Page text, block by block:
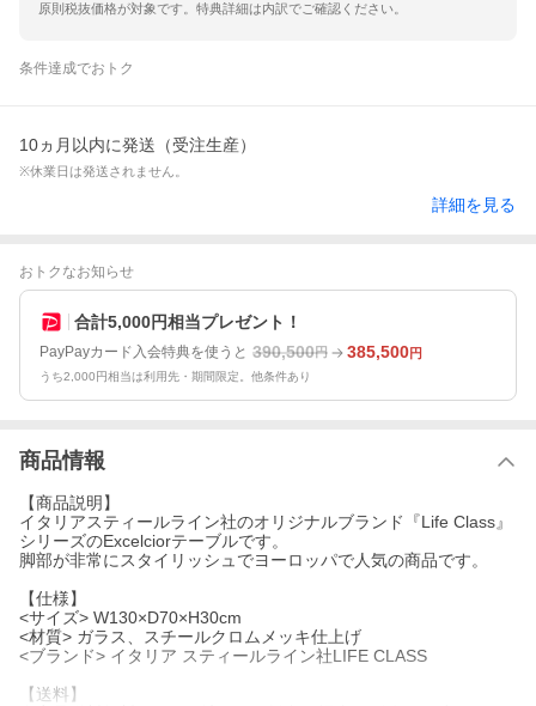
原則税抜価格が対象です。特典詳細は内訳でご確認ください。
条件達成でおトク
10ヵ月以内に発送（受注生産）
※休業日は発送されません。
詳細を見る
おトクなお知らせ
合計5,000円相当プレゼント！
PayPayカード入会特典を使うと 390,500円 385,500円
うち2,000円相当は利用先・期間限定。他条件あり
商品情報
【商品説明】
イタリアスティールライン社のオリジナルブランド『Life Class』
シリーズのExcelciorテーブルです。
脚部が非常にスタイリッシュでヨーロッパで人気の商品です。
【仕様】
<サイズ> W130×D70×H30cm
<材質> ガラス、スチールクロムメッキ仕上げ
<ブランド> イタリア スティールライン社LIFE CLASS
【送料】